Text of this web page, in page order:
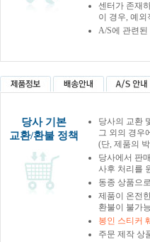
센터가 존재
이 경우, 예
A/S에 관련
당사 기본
교환/환불 정책
당사의 교환
그 외의 경우
(단, 제품의
당사에서 판
사후 처리를
동종 상품으
제품이 온전
환불이 불가
봉인 스티커
주문 제작 상